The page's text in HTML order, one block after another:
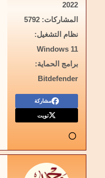
2022
المشاركات: 5792
نظام التشغيل:
Windows 11
برامج الحماية:
Bitdefender
مشاركة
تويت